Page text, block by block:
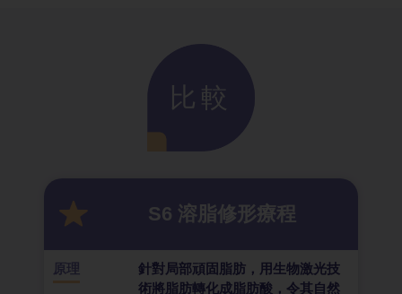
比較
S6 溶脂修形療程
原理
針對局部頑固脂肪，用生物激光技
術將脂肪轉化成脂肪酸，令其自然